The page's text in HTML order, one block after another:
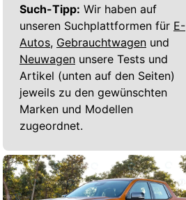
Such-Tipp: Wir haben auf
unseren Suchplattformen für E-
Autos, Gebrauchtwagen und
Neuwagen unsere Tests und
Artikel (unten auf den Seiten)
jeweils zu den gewünschten
Marken und Modellen
zugeordnet.